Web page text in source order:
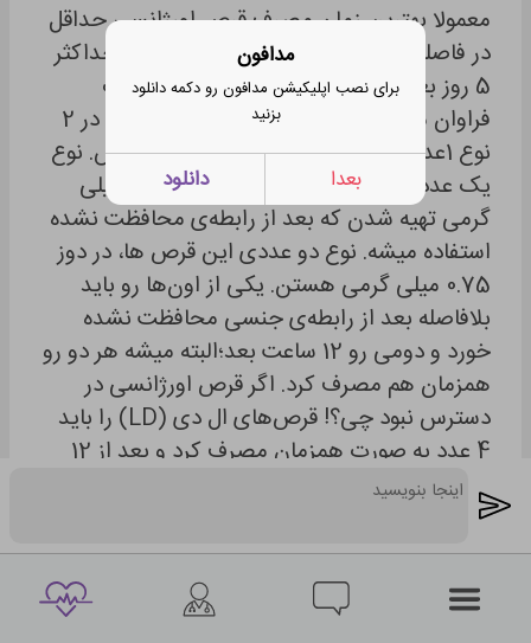
معمولا بهترین زمان مصرف قرص اورژانسی حداقل
در فاصله 72 ساعت پس از رابطه جنسی و حداکثر
5 روز بعد از اون باید یک قرص به همراه آب
فراوان مصرف کرد. انواع قرص ها: این قرص‌ در 2
نوع 1عددی و 2 عددی در بازار موجود هستش. نوع
یک عددی قرص‌ اورژانسی در یک دوز 1.5 میلی
گرمی تهیه شدن که بعد از رابطه‌ی محافظت نشده
استفاده میشه. نوع دو عددی این قرص ها، در دوز
0.75 میلی گرمی هستن. یکی از اون‌ها رو باید
بلافاصله بعد از رابطه‌ی جنسی محافظت نشده
خورد و دومی رو 12 ساعت بعد؛البته میشه هر دو رو
همزمان هم مصرف کرد. اگر قرص اورژانسی در
دسترس نبود چی؟! قرص‌های ال دی (LD) را باید
4 عدد به صورت همزمان مصرف کرد و بعد از 12
همزمان مصرف شود و 12 ساعت بعد دوباره دو
قرص اچ دی دیگر خورد.
مدافون
برای نصب اپلیکیشن مدافون رو دکمه دانلود
بزنید
بعدا دانلود